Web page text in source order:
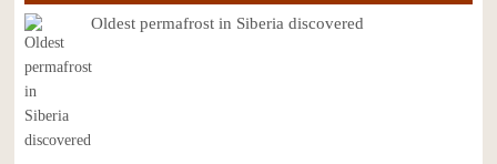
Oldest permafrost in Siberia discovered